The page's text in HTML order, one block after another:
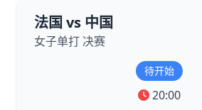
法国 vs 中国
女子单打 决赛
待开始
20:00